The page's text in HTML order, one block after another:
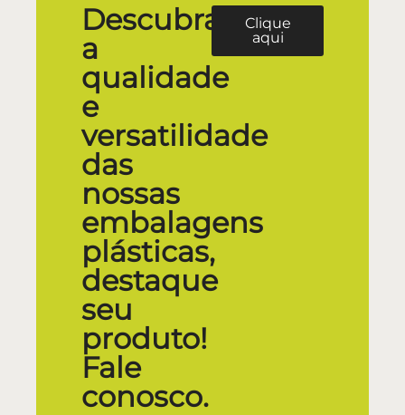
Descubra
a
qualidade
e
versatilidade
das
nossas
embalagens
plásticas,
destaque
seu
produto!
Fale
conosco.
Clique
aqui